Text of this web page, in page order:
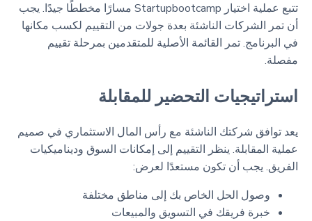
تتبع عملية اختيار Startupbootcamp مسارًا مخططًا جيدًا. يجب
أن تمر الشركات الناشئة بعدة جولات من التقييم لكسب مكانها
في البرنامج. تمر القائمة الأصلية للمتقدمين بمرحلة تقييم
مفصلة.
استراتيجيات التحضير للمقابلة
يعد توافق شركتك الناشئة مع رأس المال الاستثماري في صميم
عملية المقابلة. ينظر التقييم إلى إمكانات السوق وديناميكيات
الفريق. يجب أن تكون مستعدًا لعرض:
وصول الحل الخاص بك إلى مناطق مختلفة
خبرة فريقك في التسويق والمبيعات